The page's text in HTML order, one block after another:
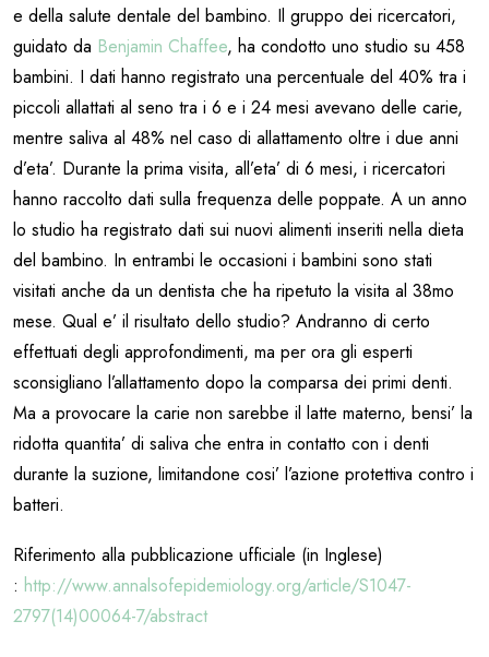
e della salute dentale del bambino. Il gruppo dei ricercatori,
guidato da Benjamin Chaffee, ha condotto uno studio su 458
bambini. I dati hanno registrato una percentuale del 40% tra i
piccoli allattati al seno tra i 6 e i 24 mesi avevano delle carie,
mentre saliva al 48% nel caso di allattamento oltre i due anni
d’eta’. Durante la prima visita, all’eta’ di 6 mesi, i ricercatori
hanno raccolto dati sulla frequenza delle poppate. A un anno
lo studio ha registrato dati sui nuovi alimenti inseriti nella dieta
del bambino. In entrambi le occasioni i bambini sono stati
visitati anche da un dentista che ha ripetuto la visita al 38mo
mese. Qual e’ il risultato dello studio? Andranno di certo
effettuati degli approfondimenti, ma per ora gli esperti
sconsigliano l’allattamento dopo la comparsa dei primi denti.
Ma a provocare la carie non sarebbe il latte materno, bensi’ la
ridotta quantita’ di saliva che entra in contatto con i denti
durante la suzione, limitandone cosi’ l’azione protettiva contro i
batteri.
Riferimento alla pubblicazione ufficiale (in Inglese)
: http://www.annalsofepidemiology.org/article/S1047-
2797(14)00064-7/abstract